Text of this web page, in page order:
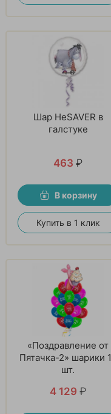
Шар HeSAVER в
галстуке
463 ₽
В корзину
Купить в 1 клик
«Поздравление от
Пятачка-2» шарики
шт.
4 129 ₽